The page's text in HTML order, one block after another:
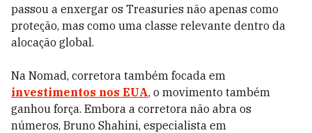
passou a enxergar os Treasuries não apenas como
proteção, mas como uma classe relevante dentro da
alocação global.
Na Nomad, corretora também focada em
investimentos nos EUA, o movimento também
ganhou força. Embora a corretora não abra os
números, Bruno Shahini, especialista em